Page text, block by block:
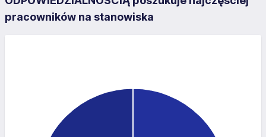
pracowników na stanowiska